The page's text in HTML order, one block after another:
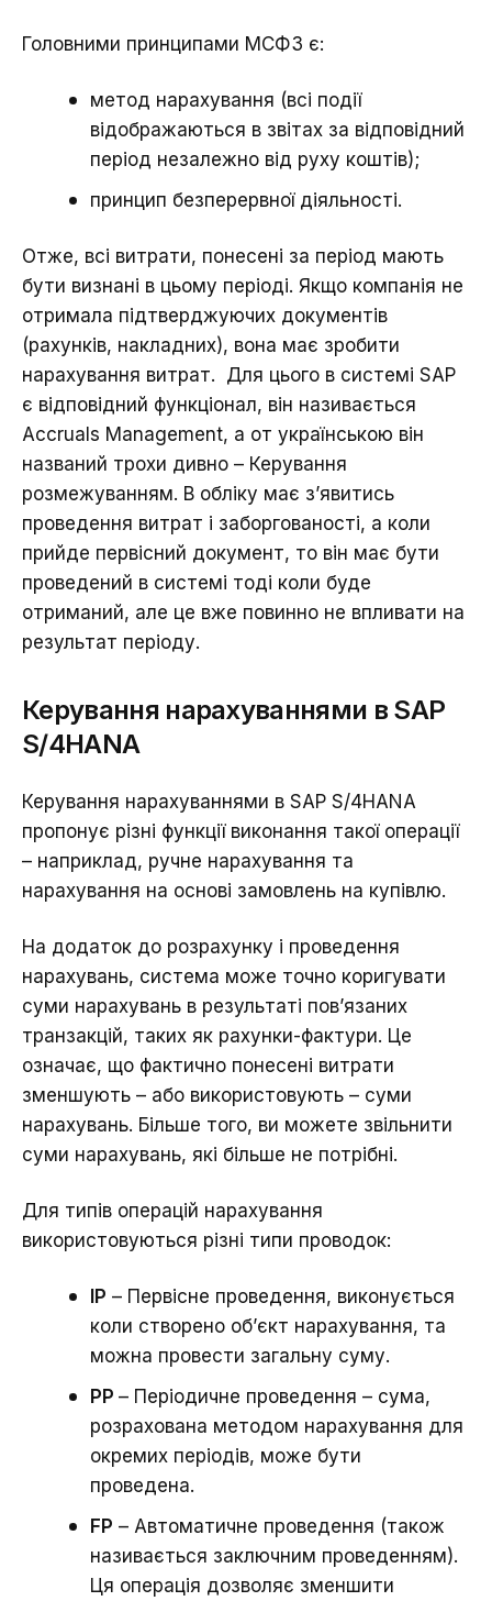
Головними принципами МСФЗ є:
метод нарахування (всі події
відображаються в звітах за відповідний
період незалежно від руху коштів);
принцип безперервної діяльності.
Отже, всі витрати, понесені за період мають
бути визнані в цьому періоді. Якщо компанія не
отримала підтверджуючих документів
(рахунків, накладних), вона має зробити
нарахування витрат. Для цього в системі SAP
є відповідний функціонал, він називається
Accruals Management, а от українською він
названий трохи дивно – Керування
розмежуванням. В обліку має з’явитись
проведення витрат і заборгованості, а коли
прийде первісний документ, то він має бути
проведений в системі тоді коли буде
отриманий, але це вже повинно не впливати на
результат періоду.
Керування нарахуваннями в SAP
S/4HANA
Керування нарахуваннями в SAP S/4HANA
пропонує різні функції виконання такої операції
– наприклад, ручне нарахування та
нарахування на основі замовлень на купівлю.
На додаток до розрахунку і проведення
нарахувань, система може точно коригувати
суми нарахувань в результаті пов’язаних
транзакцій, таких як рахунки-фактури. Це
означає, що фактично понесені витрати
зменшують – або використовують – суми
нарахувань. Більше того, ви можете звільнити
суми нарахувань, які більше не потрібні.
Для типів операцій нарахування
використовуються різні типи проводок:
IP – Первісне проведення, виконується
коли створено об’єкт нарахування, та
можна провести загальну суму.
PP – Періодичне проведення – сума,
розрахована методом нарахування для
окремих періодів, може бути
проведена.
FP – Автоматичне проведення (також
називається заключним проведенням).
Ця операція дозволяє зменшити